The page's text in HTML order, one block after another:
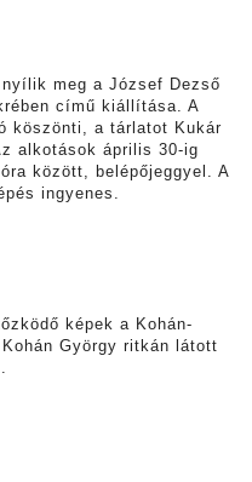
nyílik meg a József Dezső
című kiállítása. A
köszönti, a tárlatot Kukár
alkotások április 30-ig
között, belépőjeggyel. A
ingyenes.
képek a Kohán-
György ritkán látott